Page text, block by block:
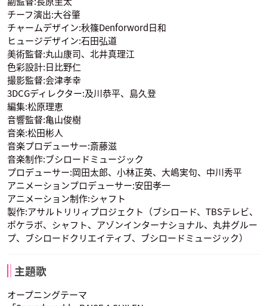
長妻樹里
出江史房 六角汐里
真島百由
声優：水瀬いのり
遠藤亜羅椰
天野天葉
声優：津田美波
江川樟美
声優：原田彩楓 声優：立花理香
チーフ演出:大谷肇
チャームデザイン:秋篠Denforword日和
ヒュージデザイン:石田弘道
美術監督:丸山康司、北井真理江
色彩設計:日比野仁
撮影監督:会津孝幸
3DCGディレクター:及川恭平、島久登
編集:松原理恵
音響監督:亀山俊樹
音楽:松田彬人
音楽プロデューサー:斎藤滋
音楽制作:ブシロードミュージック
プロデューサー:岡田太郎、小林正英、大嶋実句、中川秀平
アニメーションプロデューサー:安田孝一
アニメーション制作:シャフト
製作:アサルトリリィプロジェクト（ブシロード、TBSテレビ、
ポケラボ、シャフト、アゾンインターナショナル、丸井グルー
プ、ブシロードクリエイティブ、ブシロードミュージック）
主題歌
オープニングテーマ